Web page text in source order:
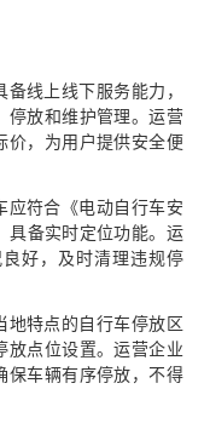
线上线下服务能力，
停放和维护管理。运营
价，为用户提供安全便
应符合《电动自行车安
具备实时定位功能。运
好，及时清理违规停
地特点的自行车停放区
放点位设置。运营企业
保车辆有序停放，不得